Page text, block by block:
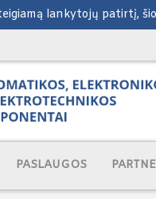
lankytojų patirtį,
PASLAUGOS